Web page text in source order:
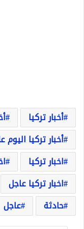
أخبار تركيا
أخبار تركيا اليوم
اخبار تركيا
اخبار تركيا عاجل
حادثة
عاجل